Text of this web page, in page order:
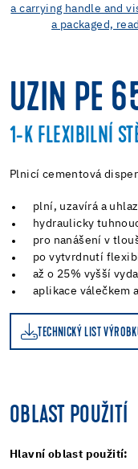
UZIN PE
1-K FLEXIBILNÍ
Plnicí cementová
plní, uzavírá a
hydraulicky
pro nanášení v
po vytvrdnutí
až o 25% vyšší
aplikace válečkem
TECHNICKÝ LIST
KALKULAČKA
OBLAST POUŽITÍ
Hlavní oblast použití: